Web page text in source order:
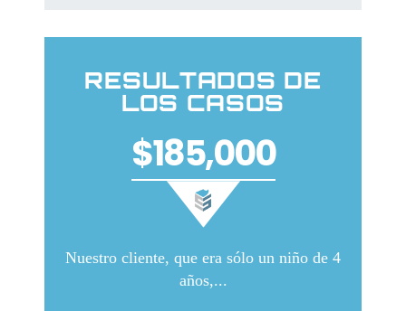
RESULTADOS DE
LOS CASOS
$185,000
Nuestro cliente, que era sólo un niño de 4
años,...